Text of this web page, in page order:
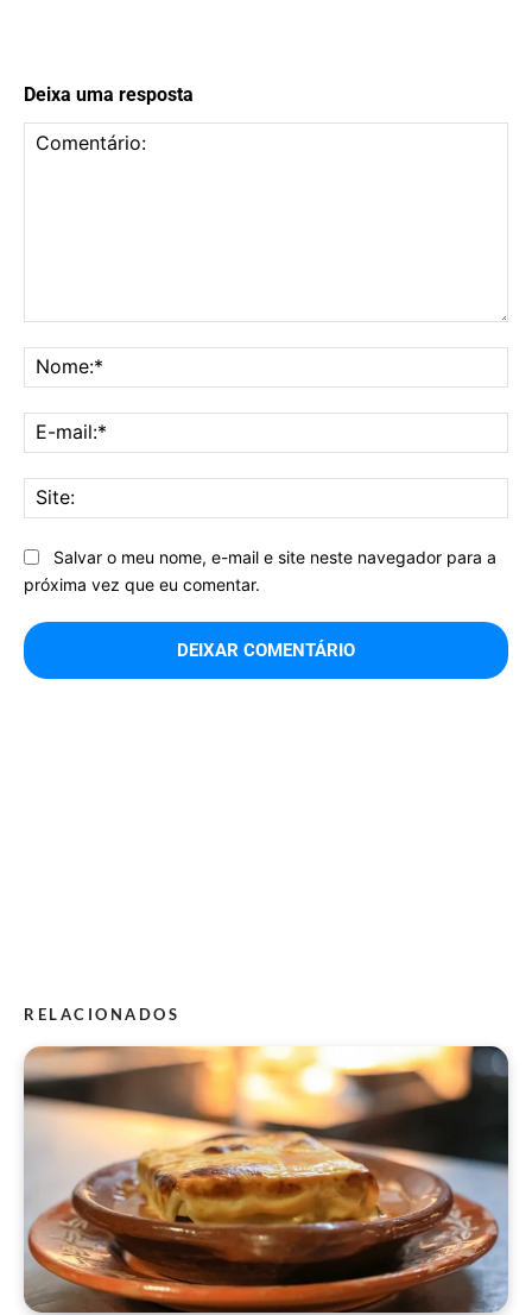
Deixa uma resposta
Salvar o meu nome, e-mail e site neste navegador para a
próxima vez que eu comentar.
RELACIONADOS